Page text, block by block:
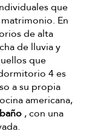
que
En
de alta
de lluvia y
que
4 es
a su propia
americana,
, con una